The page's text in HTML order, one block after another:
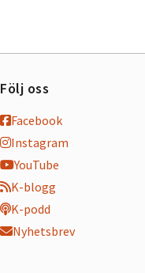
Följ oss
Facebook
Instagram
YouTube
K-blogg
K-podd
Nyhetsbrev